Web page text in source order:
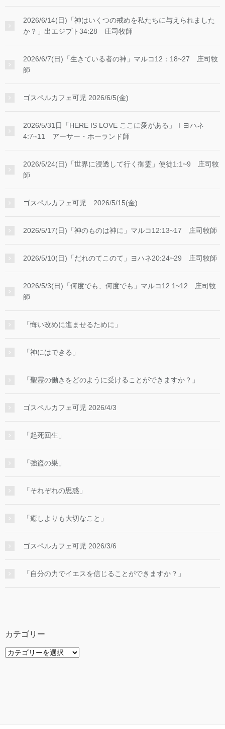
2026/6/14(日)「神はいくつの戒めを私たちに与えられました
か？」出エジプト34:28 庄司牧師
2026/6/7(日)「生きている者の神」マルコ12：18~27 庄司牧
師
ゴスペルカフェ可児 2026/6/5(金)
2026/5/31日「HERE IS LOVE ここに愛がある」Ⅰヨハネ
4:7~11 アーサー・ホーランド師
2026/5/24(日)「世界に浸透して行く御霊」使徒1:1~9 庄司牧
師
ゴスペルカフェ可児 2026/5/15(金)
2026/5/17(日)「神のものは神に」マルコ12:13~17 庄司牧師
2026/5/10(日)「だれのてこのて」ヨハネ20:24~29 庄司牧師
2026/5/3(日)「何度でも、何度でも」マルコ12:1~12 庄司牧
師
「悔い改めに進ませるために」
「神にはできる」
「聖霊の働きをどのように受けることができますか？」
ゴスペルカフェ可児 2026/4/3
「起死回生」
「強盗の巣」
「それぞれの思惑」
「癒しよりも大切なこと」
ゴスペルカフェ可児 2026/3/6
「自分の力でイエスを信じることができますか？」
カテゴリー
カ